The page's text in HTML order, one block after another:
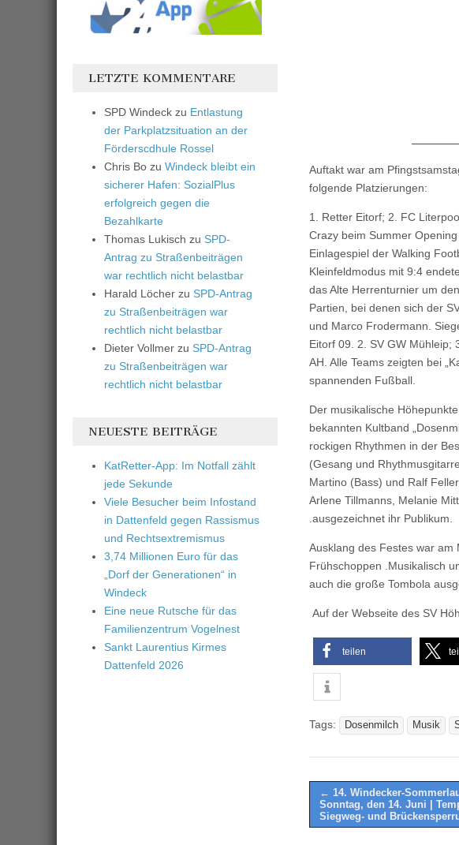
Auftakt war am
folgende Platzierungen:
1. Retter Eitorf; 2. FC
Crazy beim Summer
Einlagespiel der Walking
Kleinfeldmodus mit 9:4
das Alte Herrenturnier um
Partien, bei denen sich der
und Marco Frodermann.
Eitorf 09. 2. SV GW Mühleip;
AH. Alle Teams zeigten bei
spannenden Fußball.
Der musikalische
bekannten Kultband
rockigen Rhythmen in der
(Gesang und
Martino (Bass) und Ralf
Arlene Tillmanns, Melanie
.ausgezeichnet ihr Publikum.
Ausklang des Festes war
Frühschoppen .Musikalisch
auch die große Tombola
Auf der Webseite des SV
teilen
Tags: Dosenmilch Musik
Post
navigation
← 14. Windecker-
Sonntag, den 14. Juni |
Siegweg- und
LETZTE KOMMENTARE
SPD Windeck zu Entlastung
der Parkplatzsituation an der
Förderscdhule Rossel
Chris Bo zu Windeck bleibt ein
sicherer Hafen: SozialPlus
erfolgreich gegen die
Bezahlkarte
Thomas Lukisch zu SPD-
Antrag zu Straßenbeiträgen
war rechtlich nicht belastbar
Harald Löcher zu SPD-Antrag
zu Straßenbeiträgen war
rechtlich nicht belastbar
Dieter Vollmer zu SPD-Antrag
zu Straßenbeiträgen war
rechtlich nicht belastbar
NEUESTE BEITRÄGE
KatRetter-App: Im Notfall zählt
jede Sekunde
Viele Besucher beim Infostand
in Dattenfeld gegen Rassismus
und Rechtsextremismus
3,74 Millionen Euro für das
„Dorf der Generationen“ in
Windeck
Eine neue Rutsche für das
Familienzentrum Vogelnest
Sankt Laurentius Kirmes
Dattenfeld 2026